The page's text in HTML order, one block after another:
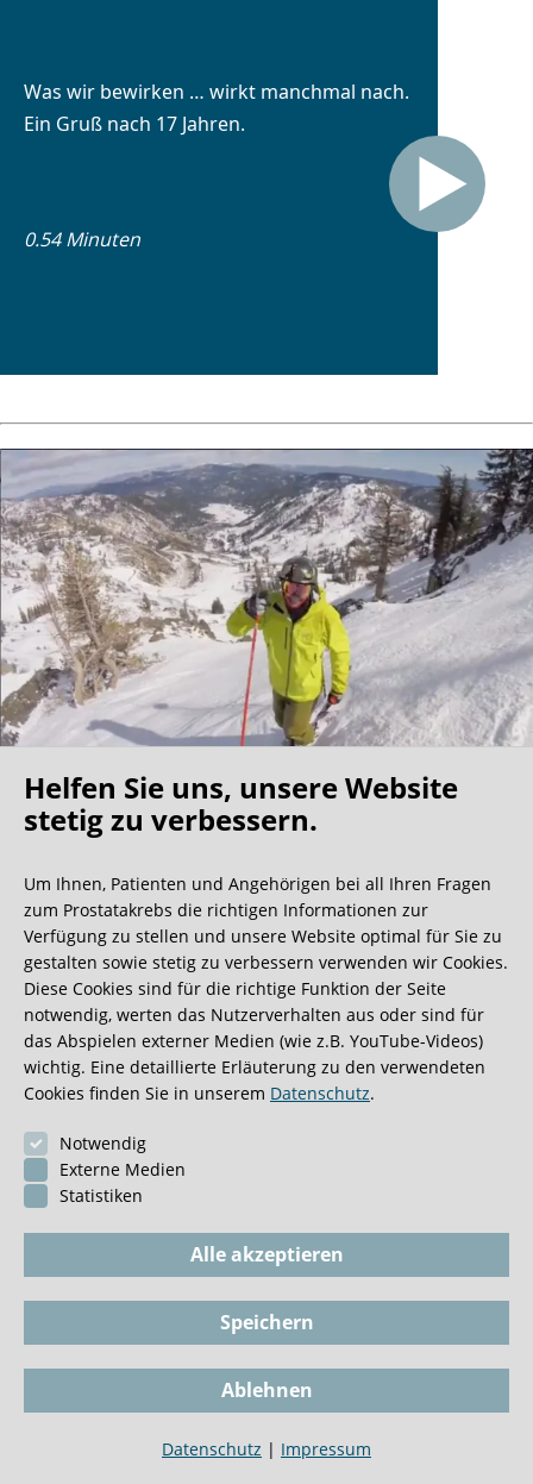
Was wir bewirken … wirkt manchmal nach.
Ein Gruß nach 17 Jahren.
0.54 Minuten
Oh what a ride!
Wir bekommen ja viele tolle Gästebucheinträge,
aber dieser ist doch sehr ungewöhnlich.
0:40 Minuten
Datenschutz
Cookie-Einstellungen
Dokumente
Tel
Helfen Sie uns, unsere Website
stetig zu verbessern.
Um Ihnen, Patienten und Angehörigen bei all Ihren Fragen
zum Prostatakrebs die richtigen Informationen zur
Verfügung zu stellen und unsere Website optimal für Sie zu
gestalten sowie stetig zu verbessern verwenden wir Cookies.
Diese Cookies sind für die richtige Funktion der Seite
notwendig, werten das Nutzerverhalten aus oder sind für
das Abspielen externer Medien (wie z.B. YouTube-Videos)
wichtig. Eine detaillierte Erläuterung zu den verwendeten
Cookies finden Sie in unserem Datenschutz.
Notwendig
Externe Medien
Statistiken
Alle akzeptieren
Speichern
Ablehnen
Datenschutz | Impressum